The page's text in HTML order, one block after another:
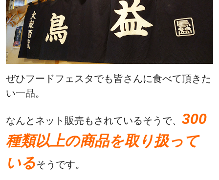
ぜひフードフェスタでも皆さんに食べて頂きた
い一品。
なんとネット販売もされているそうで、 300
種類以上の商品を取り扱って
いるそうです。